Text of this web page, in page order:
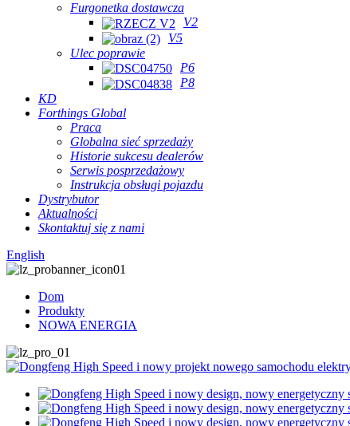
Furgonetka dostawcza
V2
V5
Ulec poprawie
P6
P8
KD
Forthings Global
Praca
Globalna sieć sprzedaży
Historie sukcesu dealerów
Serwis posprzedażowy
Instrukcja obsługi pojazdu
Dystrybutor
Aktualności
Skontaktuj się z nami
English
Dom
Produkty
NOWA ENERGIA